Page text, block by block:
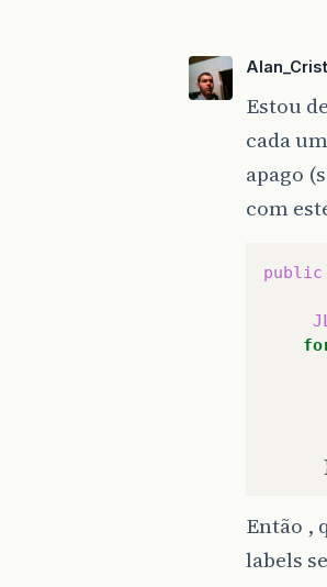
Estou
cada
apago
com
public
Então ,
labels